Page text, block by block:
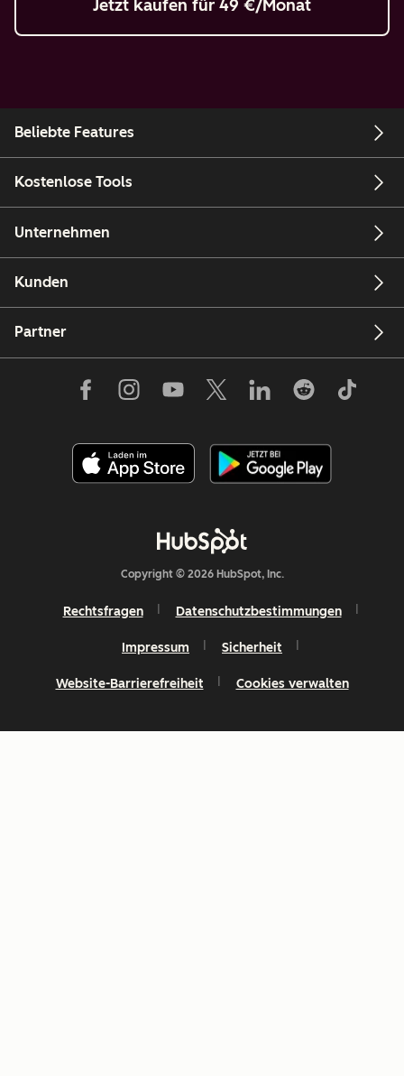
Jetzt kaufen für 49 €/Monat
Beliebte Features
Kostenlose Tools
Unternehmen
Kunden
Partner
Copyright © 2026 HubSpot, Inc.
Rechtsfragen Datenschutzbestimmungen
Impressum Sicherheit
Website-Barrierefreiheit Cookies verwalten